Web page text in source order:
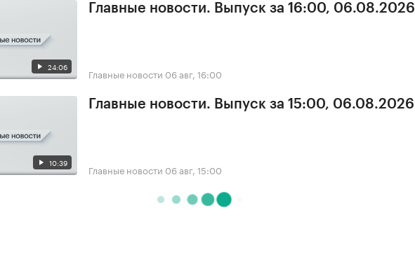
24:06
Главные новости. Выпуск за 16:00, 06.08.2026
Главные новости 06 авг, 16:00
10:39
Главные новости. Выпуск за 15:00, 06.08.2026
Главные новости 06 авг, 15:00